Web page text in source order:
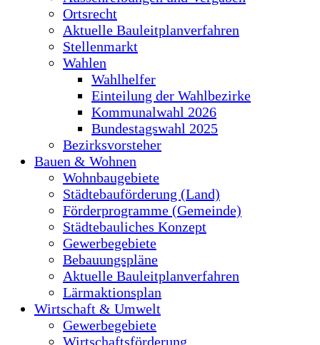
Ortsrecht
Aktuelle Bauleitplanverfahren
Stellenmarkt
Wahlen
Wahlhelfer
Einteilung der Wahlbezirke
Kommunalwahl 2026
Bundestagswahl 2025
Bezirksvorsteher
Bauen & Wohnen
Wohnbaugebiete
Städtebauförderung (Land)
Förderprogramme (Gemeinde)
Städtebauliches Konzept
Gewerbegebiete
Bebauungspläne
Aktuelle Bauleitplanverfahren
Lärmaktionsplan
Wirtschaft & Umwelt
Gewerbegebiete
Wirtschaftsförderung